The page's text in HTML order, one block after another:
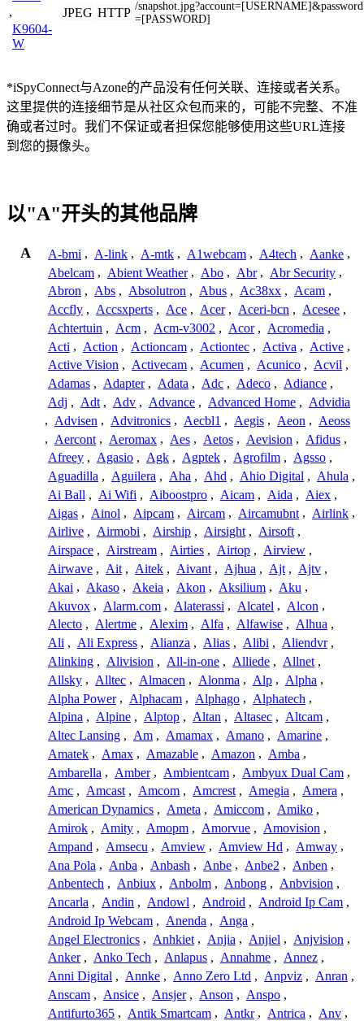
,
K9604-
W
JPEG HTTP /snapshot.jpg?account=[USERNAME]&password
=[PASSWORD]
*iSpyConnect与Azone的产品没有任何关联、连接或者关系。
这里提供的连接细节是从社区众包而来的，可能不完整、不准
确或者过时。我们不保证或者担保您能够使用这些URL连接
到您的摄像头。
以"A"开头的其他品牌
A A-bmi , A-link , A-mtk , A1webcam , A4tech , Aanke ,
Abelcam , Abient Weather , Abo , Abr , Abr Security ,
Abron , Abs , Absolutron , Abus , Ac38xx , Acam ,
Accfly , Accsxperts , Ace , Acer , Aceri-bcn , Acesee ,
Achtertuin , Acm , Acm-v3002 , Acor , Acromedia ,
Acti , Action , Actioncam , Actiontec , Activa , Active ,
Active Vision , Activecam , Acumen , Acunico , Acvil ,
Adamas , Adapter , Adata , Adc , Adeco , Adiance ,
Adj , Adt , Adv , Advance , Advanced Home , Advidia
, Advisen , Advitronics , Aecbl1 , Aegis , Aeon , Aeoss
, Aercont , Aeromax , Aes , Aetos , Aevision , Afidus ,
Afreey , Agasio , Agk , Agptek , Agrofilm , Agsso ,
Aguadilla , Aguilera , Aha , Ahd , Ahio Digital , Ahula ,
Ai Ball , Ai Wifi , Aiboostpro , Aicam , Aida , Aiex ,
Aigas , Ainol , Aipcam , Aircam , Aircamubnt , Airlink ,
Airlive , Airmobi , Airship , Airsight , Airsoft ,
Airspace , Airstream , Airties , Airtop , Airview ,
Airwave , Ait , Aitek , Aivant , Ajhua , Ajt , Ajtv ,
Akai , Akaso , Akeia , Akon , Aksilium , Aku ,
Akuvox , Alarm.com , Alaterassi , Alcatel , Alcon ,
Alecto , Alertme , Alexim , Alfa , Alfawise , Alhua ,
Ali , Ali Express , Alianza , Alias , Alibi , Aliendvr ,
Alinking , Alivision , All-in-one , Alliede , Allnet ,
Allsky , Alltec , Almacen , Alonma , Alp , Alpha ,
Alpha Power , Alphacam , Alphago , Alphatech ,
Alpina , Alpine , Alptop , Altan , Altasec , Altcam ,
Altec Lansing , Am , Amamax , Amano , Amarine ,
Amatek , Amax , Amazable , Amazon , Amba ,
Ambarella , Amber , Ambientcam , Ambyux Dual Cam ,
Amc , Amcast , Amcom , Amcrest , Amegia , Amera ,
American Dynamics , Ameta , Amiccom , Amiko ,
Amirok , Amity , Amopm , Amorvue , Amovision ,
Ampand , Amsecu , Amview , Amview Hd , Amway ,
Ana Pola , Anba , Anbash , Anbe , Anbe2 , Anben ,
Anbentech , Anbiux , Anbolm , Anbong , Anbvision ,
Ancarla , Andin , Andowl , Android , Android Ip Cam ,
Android Ip Webcam , Anenda , Anga ,
Angel Electronics , Anhkiet , Anjia , Anjiel , Anjvision ,
Anker , Anko Tech , Anlapus , Annahme , Annez ,
Anni Digital , Annke , Anno Zero Ltd , Anpviz , Anran ,
Anscam , Ansice , Ansjer , Anson , Anspo ,
Antifurto365 , Antik Smartcam , Antkr , Antrica , Anv ,